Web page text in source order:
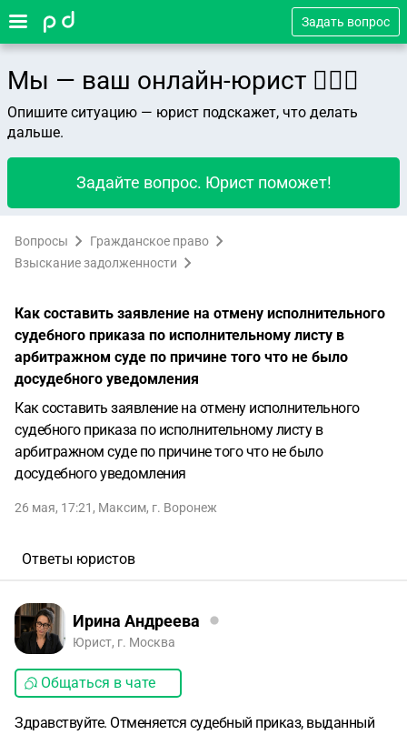
Задать вопрос
Мы — ваш онлайн-юрист 👨🏻‍⚖️
Опишите ситуацию — юрист подскажет, что делать
дальше.
Задайте вопрос. Юрист поможет!
Вопросы
Гражданское право
Взыскание задолженности
Как составить заявление на отмену исполнительного
судебного приказа по исполнительному листу в
арбитражном суде по причине того что не было
досудебного уведомления
Как составить заявление на отмену исполнительного
судебного приказа по исполнительному листу в
арбитражном суде по причине того что не было
досудебного уведомления
26 мая, 17:21 , Максим, г. Воронеж
Ответы юристов
Ирина Андреева
Юрист, г. Москва
Общаться в чате
Здравствуйте. Отменяется судебный приказ, выданный